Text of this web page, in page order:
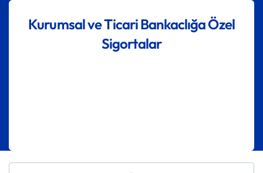
Kurumsal ve Ticari Bankaclığa Özel
Sigortalar